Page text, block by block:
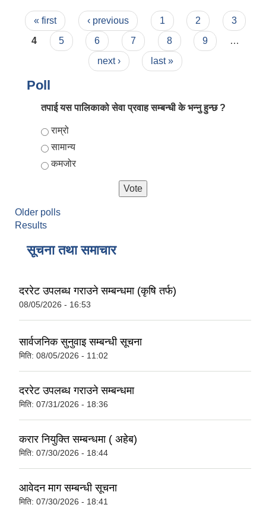
Pages
« first ‹ previous 1 2
3
4
5 6 7 8 9
…
next ›
last »
Poll
तपाई यस पालिकाको सेवा प्रवाह सम्बन्धी के भन्नु हुन्छ ?
Choices
राम्रो
सामान्य
कमजोर
Older polls
Results
सूचना तथा समाचार
दररेट उपलब्ध गराउने सम्बन्धमा (कृषि तर्फ)
08/05/2026 - 16:53
सार्वजनिक सुनुवाइ सम्बन्धी सूचना
मिति: 08/05/2026 - 11:02
दररेट उपलब्ध गराउने सम्बन्धमा
मिति: 07/31/2026 - 18:36
करार नियुक्ति सम्बन्धमा ( अहेब)
मिति: 07/30/2026 - 18:44
आवेदन माग सम्बन्धी सूचना
मिति: 07/30/2026 - 18:41